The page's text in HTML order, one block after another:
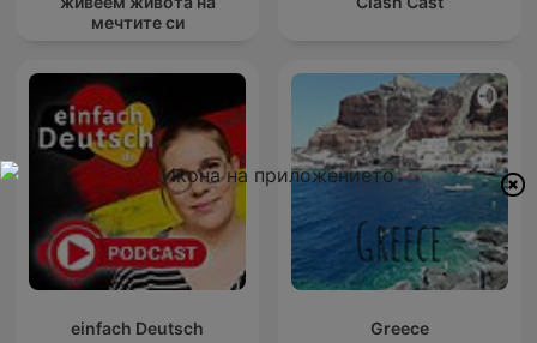
мечтите си
einfach Deutsch Greece